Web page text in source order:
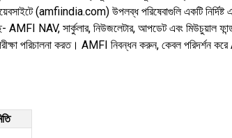
(amfiindia.com) উপলব্ধ পরিষেবাগুলি একটি নির্দিষ্ট
NAV, সার্কুলার, নিউজলেটার, আপডেট এবং মিউচুয়াল ফান্ড
পরিচালনা করত। AMFI নিবন্ধন করুন, কেবল পরিদর্শন করে